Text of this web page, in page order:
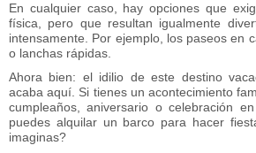
En cualquier caso, hay opciones que
física, pero que resultan igualmente
intensamente. Por ejemplo, los paseos en
o lanchas rápidas.
Ahora bien: el idilio de este destino
acaba aquí. Si tienes un acontecimiento
cumpleaños, aniversario o celebración
puedes alquilar un barco para hacer
imaginas?